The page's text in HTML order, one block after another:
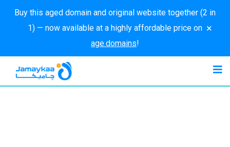
Buy this aged domain and original website together (2 in
1) — now available at a highly affordable price on
age.domains!
×